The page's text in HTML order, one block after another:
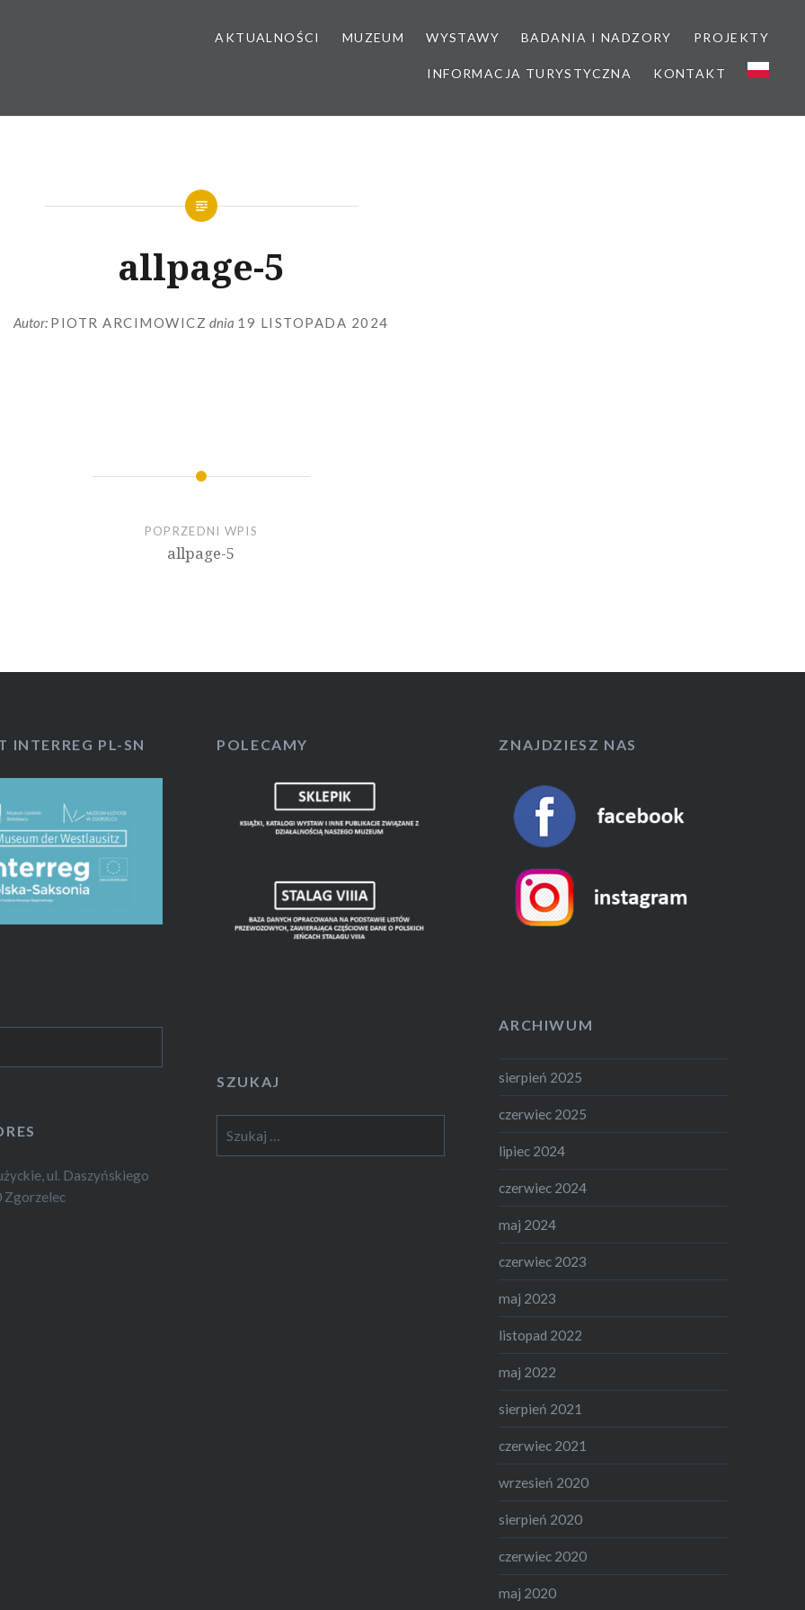
AKTUALNOŚCI MUZEUM WYSTAWY BADANIA I NADZORY PROJEKTY
INFORMACJA TURYSTYCZNA KONTAKT
allpage-5
Autor: PIOTR ARCIMOWICZ dnia 19 LISTOPADA 2024
POPRZEDNI WPIS
allpage-5
INTERREG PL-SN POLECAMY ZNAJDZIESZ NAS
ARCHIWUM
sierpień 2025
czerwiec 2025
lipiec 2024
czerwiec 2024
maj 2024
czerwiec 2023
maj 2023
listopad 2022
maj 2022
sierpień 2021
czerwiec 2021
wrzesień 2020
sierpień 2020
czerwiec 2020
maj 2020
SZUKAJ
ul. Daszyńskiego
Zgorzelec